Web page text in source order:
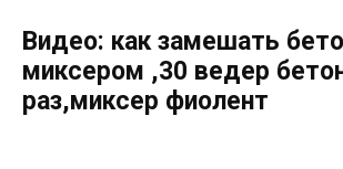
Видео: как замешать
миксером ,30 ведер
раз,миксер фиолент